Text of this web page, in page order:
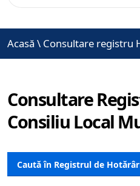
Acasă \ Consultare registru
Consultare
Consiliu Local
Caută în Registrul de